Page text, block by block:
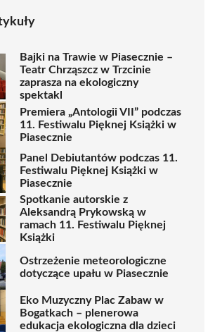
Bajki na Trawie w Piasecznie –
Teatr Chrząszcz w Trzcinie
zaprasza na ekologiczny
spektakl
Premiera „Antologii VII” podczas
11. Festiwalu Pięknej Książki w
Piasecznie
Panel Debiutantów podczas 11.
Festiwalu Pięknej Książki w
Piasecznie
Spotkanie autorskie z
Aleksandrą Prykowską w
ramach 11. Festiwalu Pięknej
Książki
Ostrzeżenie meteorologiczne
dotyczące upału w Piasecznie
Eko Muzyczny Plac Zabaw w
Bogatkach – plenerowa
edukacja ekologiczna dla dzieci